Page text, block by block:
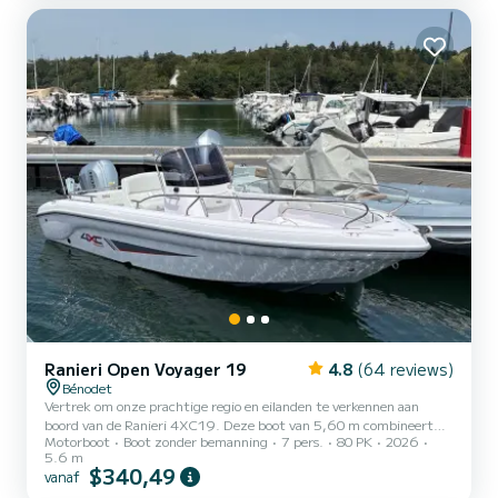
Ranieri Open Voyager 19 4.8 (64 reviews)
Bénodet
Vertrek om onze prachtige regio en eilanden te verkennen aan
boord van de Ranieri 4XC19. Deze boot van 5,60 m combineert
prestaties, veiligheid en comfort. Aangedreven door een Honda
80pk motor, is het tegelijkertijd snel (33 knopen), zuinig en
wendbaar, ideaal voor jonge vergunninghouders en uitstapjes met
Motorboot Boot zonder bemanning 7 pers. 80 PK
2026
5.6 m
vanaf $340,49